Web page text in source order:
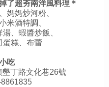
了超夯南洋風料理＊
媽媽炒河粉、
米酒特調、
、蝦醬炒飯、
蛋糕、布蕾
吃
丁路文化巷26號